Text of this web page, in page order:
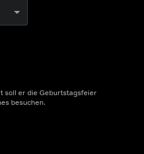
soll er die Geburtstagsfeier
besuchen.